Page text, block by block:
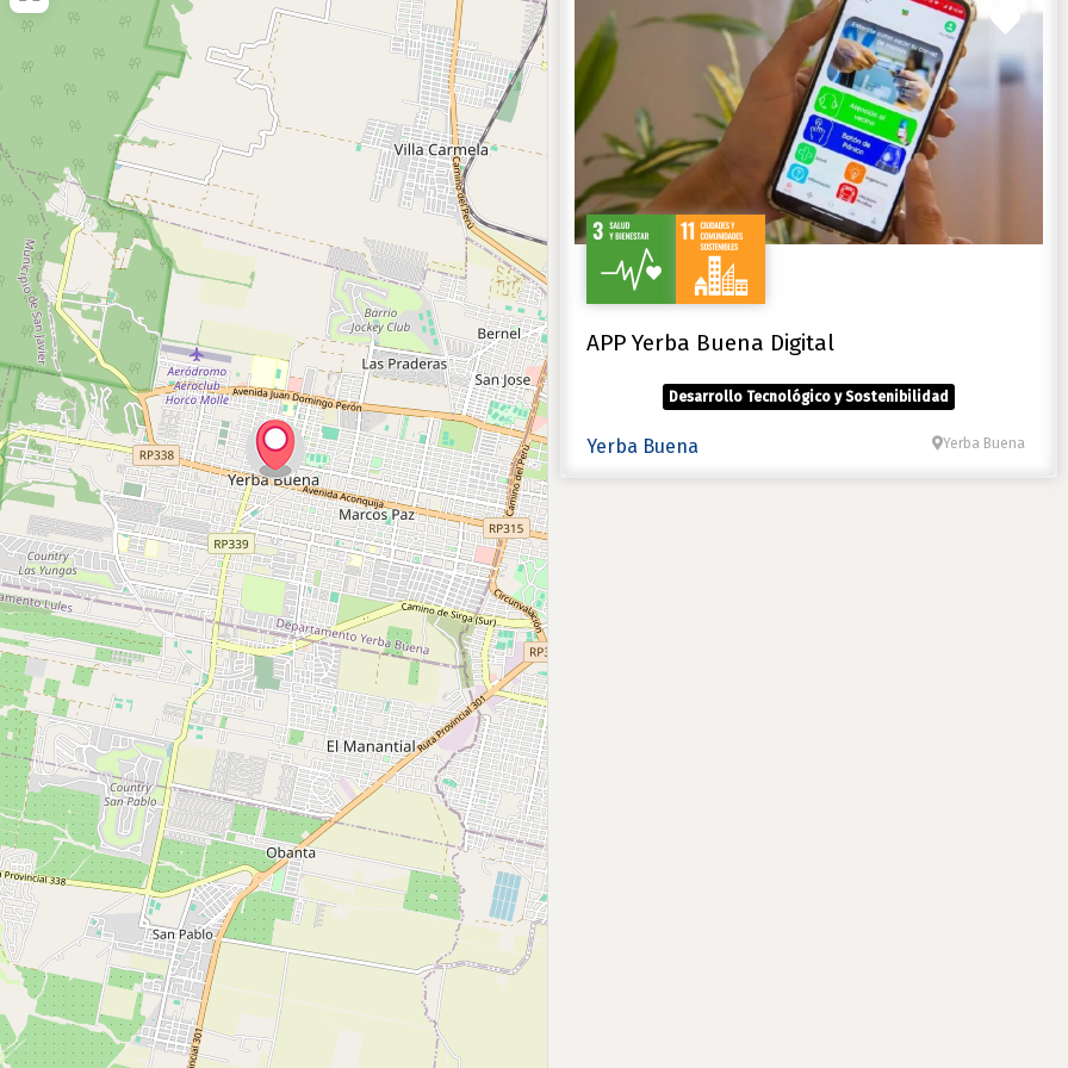
APP Yerba Buena Digital
Desarrollo Tecnológico y Sostenibilidad
Yerba Buena Yerba Buena